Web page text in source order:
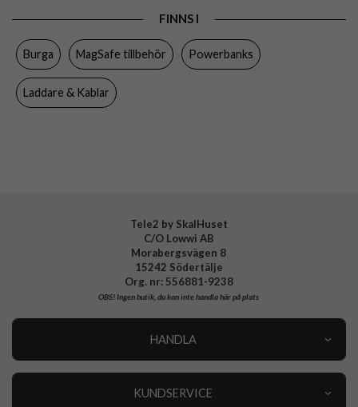
Varumärke
Tillverkarens art nr
EAN
FINNS I
Burga MagSafe tillbehör Powerbanks
Laddare & Kablar
Tele2 by SkalHuset
C/O Lowwi AB
Morabergsvägen 8
15242 Södertälje
Org. nr: 556881-9238
OBS!Ingen butik, du kan inte handla här på plats
HANDLA
KUNDSERVICE